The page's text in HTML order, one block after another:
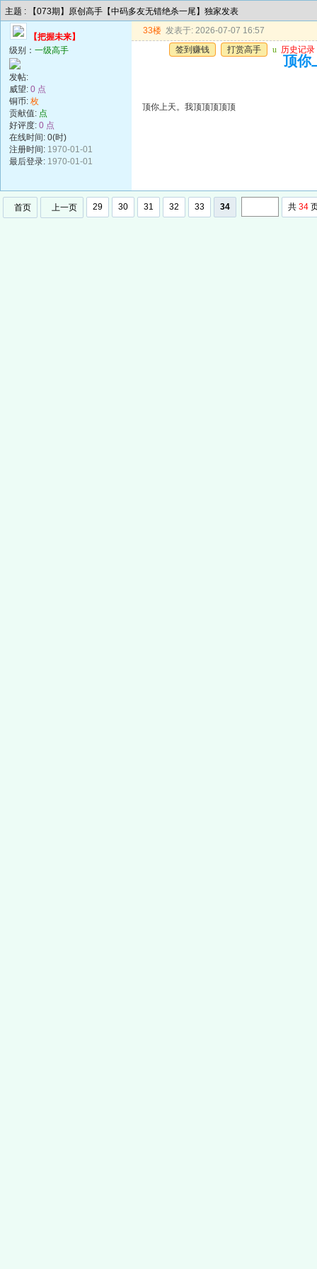
主题 : 【073期】原创高手【中码多友无错绝杀一尾】独家发表
【把握未来】
级别： 一级高手
发帖:
威望: 0 点
铜币: 枚
贡献值: 点
好评度: 0 点
在线时间: 0(时)
注册时间: 1970-01-01
最后登录: 1970-01-01
33楼 发表于: 2026-07-07 16:57
签到赚钱
打赏高手 u 历史记录
顶你
顶你上天。我顶顶顶顶顶
首页 上一页 29 30 31 32 33 34 共 34